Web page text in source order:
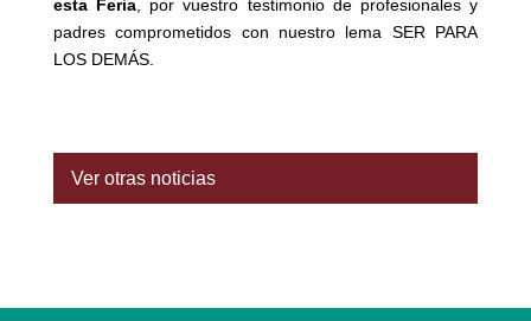
esta Feria, por vuestro testimonio de profesionales y
padres comprometidos con nuestro lema SER PARA
LOS DEMÁS.
Ver otras noticias